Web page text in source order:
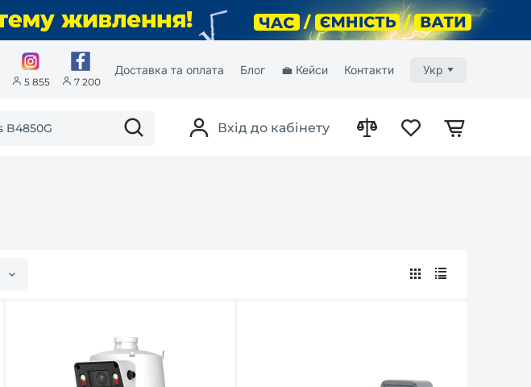
5 855 7 200
Доставка та оплата Блог 💼 Кейси Контакти Укр
Вхід до кабінету